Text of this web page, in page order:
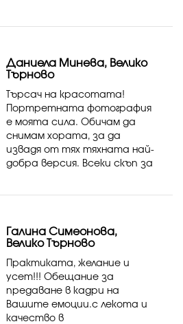
Даниела Минева, Велико
Търново
Търсач на красотата!
Портретната фотография
е моята сила. Обичам да
снимам хората, за да
извадя от тях тяхната най-
добра версия. Всеки скъп за
Галина Симеонова,
Велико Търново
Практиката, желание и
усет!!! Обещание за
предаване в кадри на
Вашите емоции.с лекота и
качество в